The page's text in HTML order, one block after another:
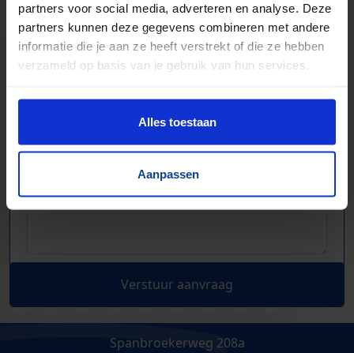
partners voor social media, adverteren en analyse. Deze
partners kunnen deze gegevens combineren met andere
informatie die je aan ze heeft verstrekt of die ze hebben
verzameld op basis van je gebruik van hun services.
Alles toestaan
Aanpassen
Verstuur aanvraag
Spanbroekerweg 208a